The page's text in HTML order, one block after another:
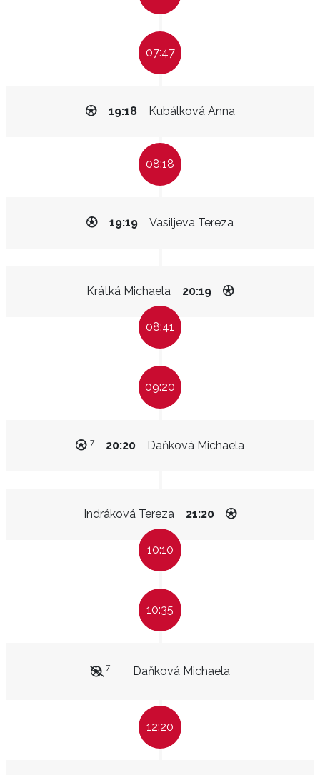
07:47
Kubálková Anna
19:18
08:18
Vasiljeva Tereza
19:19
Krátká Michaela 20:19
08:41
09:20
Daňková Michaela
20:20
7
Indráková Tereza 21:20
10:10
10:35
Daňková Michaela
7
12:20